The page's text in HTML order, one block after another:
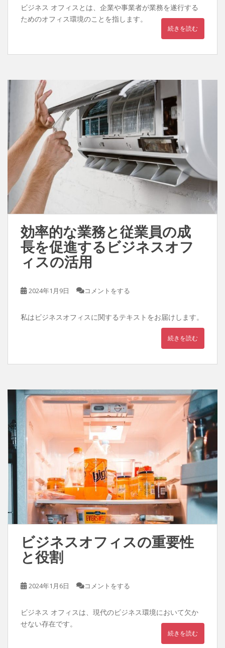
ビジネス オフィスとは、企業や事業者が業務を遂行する
ためのオフィス環境のことを指します。
続きを読む
効率的な業務と従業員の成
長を促進するビジネスオフ
ィスの活用
2024年1月9日 コメントをする
私はビジネスオフィスに関するテキストをお届けします。
続きを読む
ビジネスオフィスの重要性
と役割
2024年1月6日 コメントをする
ビジネス オフィスは、現代のビジネス環境において欠か
せない存在です。
続きを読む